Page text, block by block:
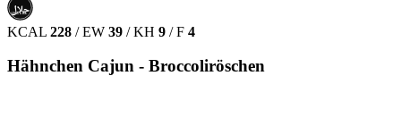
حلال
HALAL
KCAL 228 / EW 39 / KH 9 / F 4
Hähnchen Cajun - Broccoliröschen